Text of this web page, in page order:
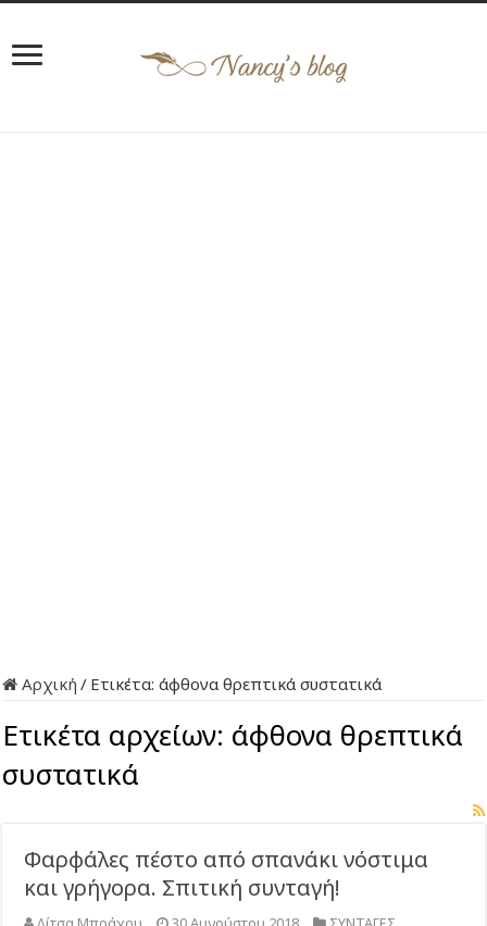
Αρχική / Ετικέτα:άφθονα θρεπτικά συστατικά
Ετικέτα αρχείων: άφθονα θρεπτικά
συστατικά
Φαρφάλες πέστο από σπανάκι νόστιμα
και γρήγορα. Σπιτική συνταγή!